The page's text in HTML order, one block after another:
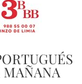
MAÑANA